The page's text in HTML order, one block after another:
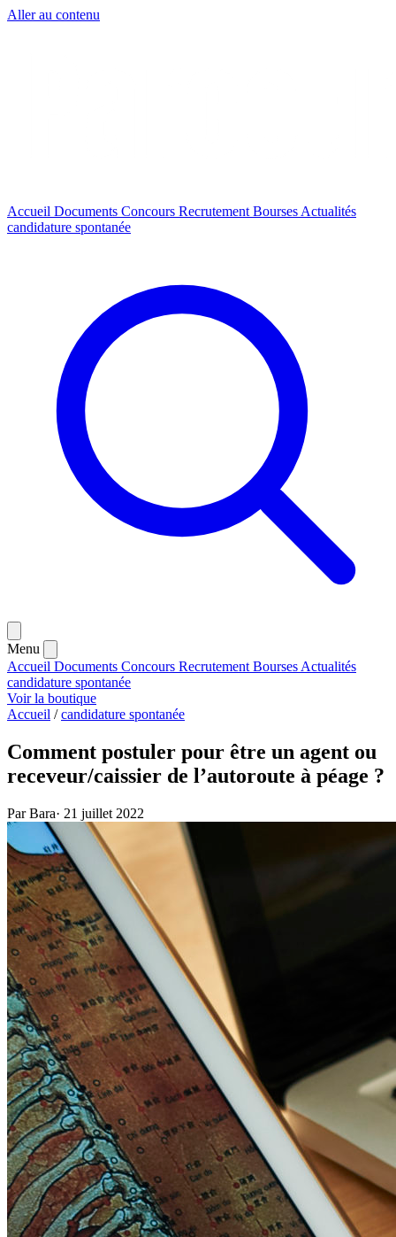
Aller au contenu
Accueil Documents Concours Recrutement Bourses Actualités
candidature spontanée
Menu
Accueil Documents Concours Recrutement Bourses Actualités
candidature spontanée
Voir la boutique
Accueil / candidature spontanée
Comment postuler pour être un agent ou
receveur/caissier de l’autoroute à péage ?
Par Bara· 21 juillet 2022